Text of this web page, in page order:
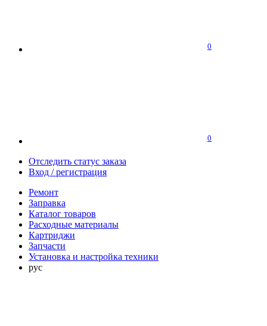
0
0
Отследить статус заказа
Вход / регистрация
Ремонт
Заправка
Каталог товаров
Расходные материалы
Картриджи
Запчасти
Установка и настройка техники
рус